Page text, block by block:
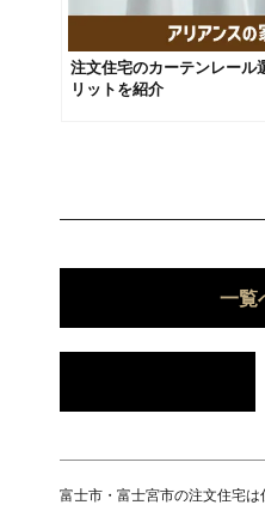
注文住宅のカーテンレール
リットを紹介
一覧
富士市・富士宮市の注文住宅は